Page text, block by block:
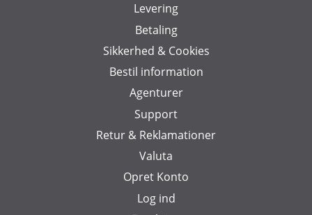
Levering
Betaling
Sikkerhed & Cookies
Bestil information
Agenturer
Support
Retur & Reklamationer
Valuta
Opret Konto
Log ind